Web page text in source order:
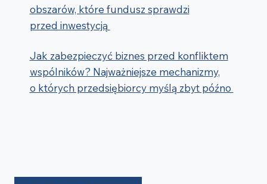
obszarów, które fundusz sprawdzi
przed inwestycją
Jak zabezpieczyć biznes przed konfliktem
wspólników? Najważniejsze mechanizmy,
o których przedsiębiorcy myślą zbyt późno